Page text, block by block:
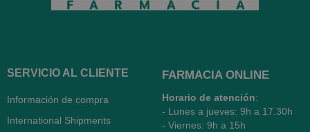
SERVICIO AL CLIENTE
Información de compra
International Shipments
FARMACIA ONLINE
Horario de atención:
- Lunes a jueves: 9h a 17.30h
- Viernes: 9h a 15h